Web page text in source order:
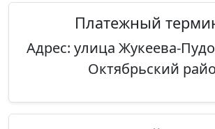
Платежный
Адрес: улица Жукеева-
Октябрьский